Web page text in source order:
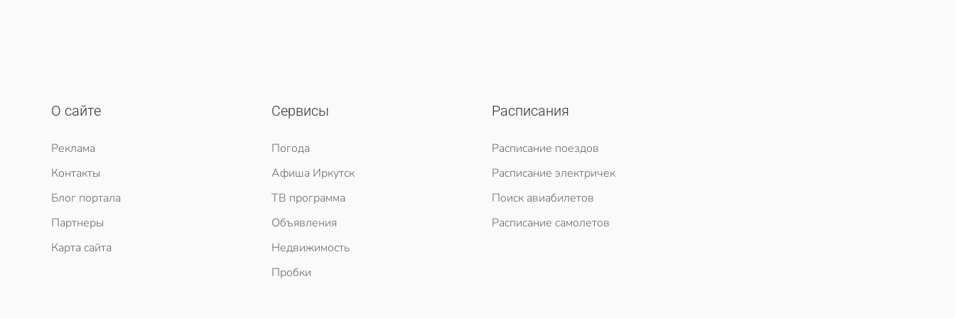
О сайте
Реклама
Контакты
Блог портала
Партнеры
Карта сайта
Сервисы
Погода
Афиша Иркутск
ТВ программа
Объявления
Недвижимость
Пробки
Расписания
Расписание поездов
Расписание электричек
Поиск авиабилетов
Расписание самолетов